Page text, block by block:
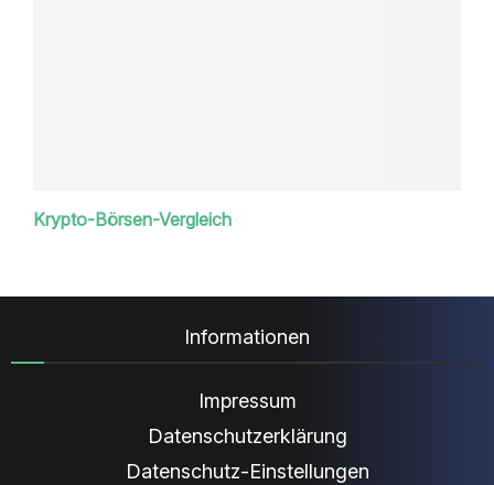
Krypto-Börsen-Vergleich
Informationen
Impressum
Datenschutzerklärung
Datenschutz-Einstellungen